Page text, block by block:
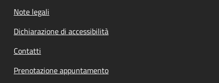
Note legali
Dichiarazione di accessibilità
Contatti
Prenotazione appuntamento